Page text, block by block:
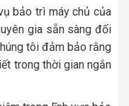
bảo trì máy chủ của
gia sẵn sàng đối
tôi đảm bảo rằng
trong thời gian ngắn